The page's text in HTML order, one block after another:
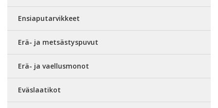
Ensiaputarvikkeet
Erä- ja metsästyspuvut
Erä- ja vaellusmonot
Eväslaatikot